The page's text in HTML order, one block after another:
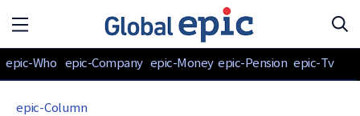
epic-Who epic-Company epic-Money epic-Pension epic-Tv
epic-Column